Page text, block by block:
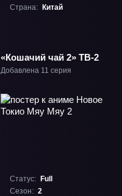
Страна:
Китай
«Кошачий чай 2» ТВ-2
Добавлена 11 серия
Статус:
Full
Сезон: 2